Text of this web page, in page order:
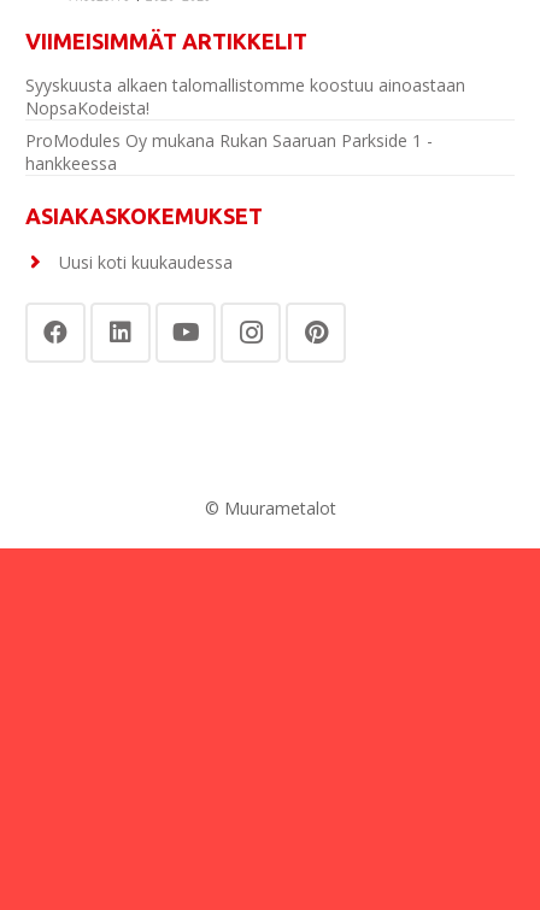
VIIMEISIMMÄT ARTIKKELIT
Syyskuusta alkaen talomallistomme koostuu ainoastaan
NopsaKodeista!
ProModules Oy mukana Rukan Saaruan Parkside 1 -
hankkeessa
ASIAKASKOKEMUKSET
Uusi koti kuukaudessa
© Muurametalot